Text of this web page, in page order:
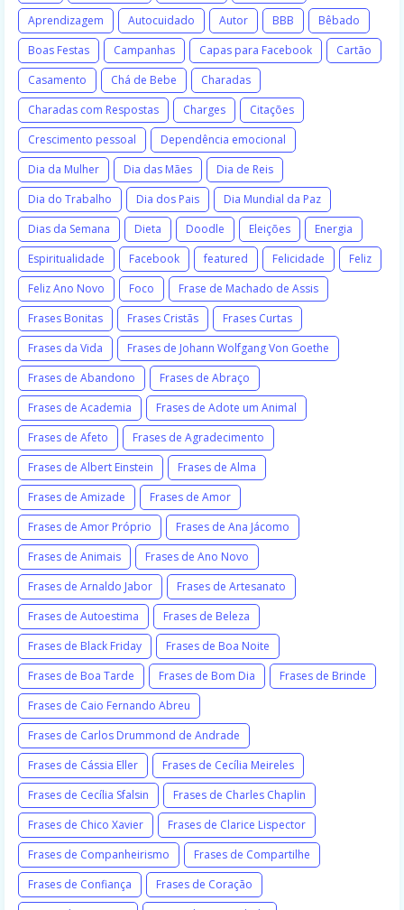
Aprendizagem
Autocuidado Autor BBB
Bêbado
Boas Festas
Campanhas Capas para Facebook
Cartão
Casamento
Chá de Bebe
Charadas
Charadas com Respostas
Charges
Citações
Crescimento pessoal
Dependência emocional
Dia da Mulher
Dia das Mães
Dia de Reis
Dia do Trabalho
Dia dos Pais
Dia Mundial da Paz
Dias da Semana
Dieta Doodle Eleições
Energia
Espiritualidade
Facebook featured Felicidade
Feliz
Feliz Ano Novo
Foco
Frase de Machado de Assis
Frases Bonitas
Frases Cristãs
Frases Curtas
Frases da Vida
Frases de Johann Wolfgang Von Goethe
Frases de Abandono
Frases de Abraço
Frases de Academia
Frases de Adote um Animal
Frases de Afeto
Frases de Agradecimento
Frases de Albert Einstein
Frases de Alma
Frases de Amizade
Frases de Amor
Frases de Amor Próprio
Frases de Ana Jácomo
Frases de Animais
Frases de Ano Novo
Frases de Arnaldo Jabor
Frases de Artesanato
Frases de Autoestima
Frases de Beleza
Frases de Black Friday
Frases de Boa Noite
Frases de Boa Tarde
Frases de Bom Dia
Frases de Brinde
Frases de Caio Fernando Abreu
Frases de Carlos Drummond de Andrade
Frases de Cássia Eller
Frases de Cecília Meireles
Frases de Cecília Sfalsin
Frases de Charles Chaplin
Frases de Chico Xavier
Frases de Clarice Lispector
Frases de Companheirismo
Frases de Compartilhe
Frases de Confiança
Frases de Coração